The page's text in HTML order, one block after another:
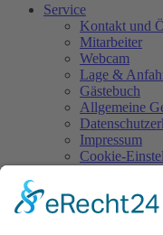
Service
Kontakt und
Mitarbeiter
Webcam
Lage &
Gästebuch
Allgemeine
Impressum
Cookie-
Kontakt